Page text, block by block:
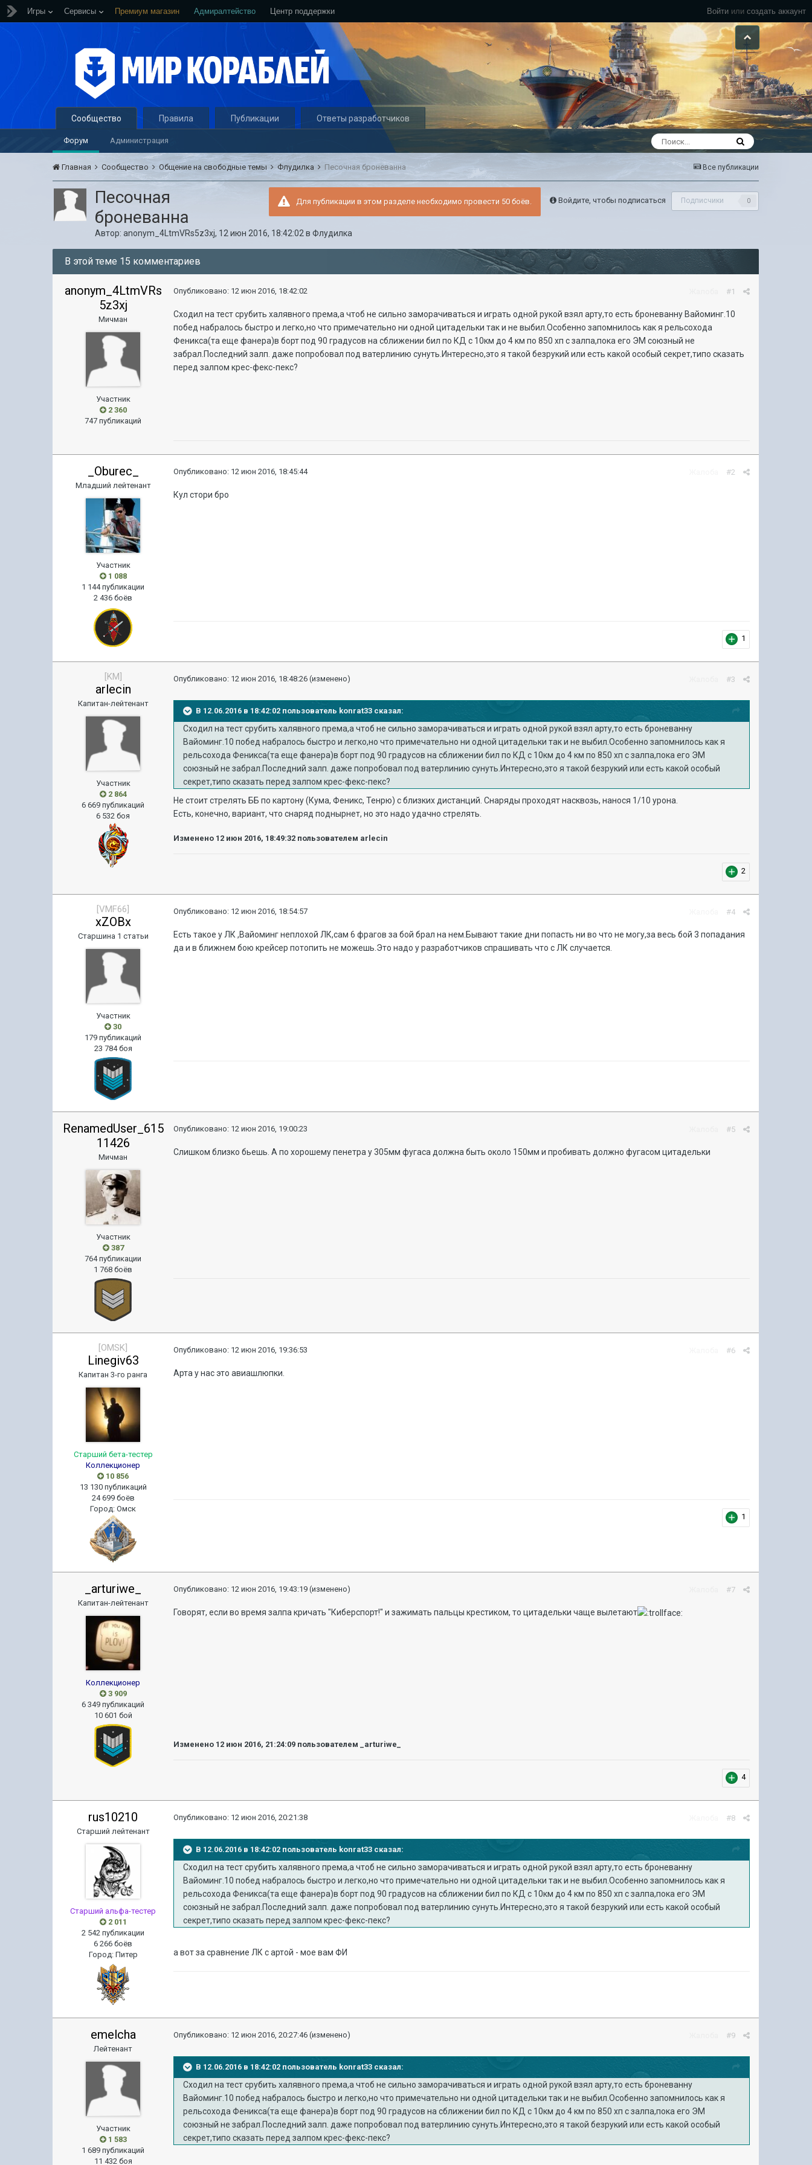
Войти или создать аккаунт
Игры Сервисы Премиум магазин Адмиралтейство Центр поддержки
Сообщество
Форум Администрация
Правила Публикации Ответы разработчиков
Все публикации
Главная Сообщество Общение на свободные темы Флудилка Песочная броневанна
Войдите, чтобы подписаться Подписчики 0
Для публикации в этом разделе необходимо провести 50 боёв.
Песочная
броневанна
Автор:anonym_4LtmVRs5z3xj, 12 июн 2016, 18:42:02 вФлудилка
В этой теме 15 комментариев
anonym_4LtmVRs
5z3xj
Мичман
Участник
2 360
747 публикаций
#1
Опубликовано: 12 июн 2016, 18:42:02
Сходил на тест срубить халявного према,а чтоб не сильно заморачиваться и играть одной рукой взял арту,то есть броневанну Вайоминг.10
побед набралось быстро и легко,но что примечательно ни одной цитадельки так и не выбил.Особенно запомнилось как я рельсохода
Феникса(та еще фанера)в борт под 90 градусов на сближении бил по КД с 10км до 4 км по 850 хп с залпа,пока его ЭМ союзный не
забрал.Последний залп. даже попробовал под ватерлинию сунуть.Интересно,это я такой безрукий или есть какой особый секрет,типо сказать
перед залпом крес-фекс-пекс?
_Oburec_
Младший лейтенант
Участник
1 088
1 144 публикации
2 436 боёв
#2
Опубликовано: 12 июн 2016, 18:45:44
Кул стори бро
1
[KM]
arlecin
Капитан-лейтенант
Участник
2 864
6 669 публикаций
6 532 боя
#3
Опубликовано: 12 июн 2016, 18:48:26 (изменено)
В 12.06.2016 в 18:42:02 пользователь konrat33 сказал:
Сходил на тест срубить халявного према,а чтоб не сильно заморачиваться и играть одной рукой взял арту,то есть броневанну
Вайоминг.10 побед набралось быстро и легко,но что примечательно ни одной цитадельки так и не выбил.Особенно запомнилось как я
рельсохода Феникса(та еще фанера)в борт под 90 градусов на сближении бил по КД с 10км до 4 км по 850 хп с залпа,пока его ЭМ
союзный не забрал.Последний залп. даже попробовал под ватерлинию сунуть.Интересно,это я такой безрукий или есть какой особый
секрет,типо сказать перед залпом крес-фекс-пекс?
Не стоит стрелять ББ по картону (Кума, Феникс, Тенрю) с близких дистанций. Снаряды проходят насквозь, нанося 1/10 урона.
Есть, конечно, вариант, что снаряд поднырнет, но это надо удачно стрелять.
Изменено 12 июн 2016, 18:49:32 пользователем arlecin
2
[VMF66]
xZOBx
Старшина 1 статьи
Участник
30
179 публикаций
23 784 боя
#4
Опубликовано: 12 июн 2016, 18:54:57
Есть такое у ЛК ,Вайоминг неплохой ЛК,сам 6 фрагов за бой брал на нем.Бывают такие дни попасть ни во что не могу,за весь бой 3 попадания
да и в ближнем бою крейсер потопить не можешь.Это надо у разработчиков спрашивать что с ЛК случается.
RenamedUser_615
11426
Мичман
Участник
387
764 публикации
1 768 боёв
#5
Опубликовано: 12 июн 2016, 19:00:23
Слишком близко бьешь. А по хорошему пенетра у 305мм фугаса должна быть около 150мм и пробивать должно фугасом цитадельки
[OMSK]
Linegiv63
Капитан 3-го ранга
Старший бета-тестер
Коллекционер
10 856
13 130 публикаций
24 699 боёв
Город:Омск
#6
Опубликовано: 12 июн 2016, 19:36:53
Арта у нас это авиашлюпки.
1
_arturiwe_
Капитан-лейтенант
Коллекционер
3 909
6 349 публикаций
10 601 бой
#7
Опубликовано: 12 июн 2016, 19:43:19 (изменено)
Говорят, если во время залпа кричать "Киберспорт!" и зажимать пальцы крестиком, то цитадельки чаще вылетают
Изменено 12 июн 2016, 21:24:09 пользователем _arturiwe_
4
rus10210
Старший лейтенант
Старший альфа-тестер
2 011
2 542 публикации
6 266 боёв
Город: Питер
#8
Опубликовано: 12 июн 2016, 20:21:38
В 12.06.2016 в 18:42:02 пользователь konrat33 сказал:
Сходил на тест срубить халявного према,а чтоб не сильно заморачиваться и играть одной рукой взял арту,то есть броневанну
Вайоминг.10 побед набралось быстро и легко,но что примечательно ни одной цитадельки так и не выбил.Особенно запомнилось как я
рельсохода Феникса(та еще фанера)в борт под 90 градусов на сближении бил по КД с 10км до 4 км по 850 хп с залпа,пока его ЭМ
союзный не забрал.Последний залп. даже попробовал под ватерлинию сунуть.Интересно,это я такой безрукий или есть какой особый
секрет,типо сказать перед залпом крес-фекс-пекс?
а вот за сравнение ЛК с артой - мое вам ФИ
emelcha
Лейтенант
Участник
1 583
1 689 публикаций
11 432 боя
#9
Опубликовано: 12 июн 2016, 20:27:46 (изменено)
В 12.06.2016 в 18:42:02 пользователь konrat33 сказал:
Сходил на тест срубить халявного према,а чтоб не сильно заморачиваться и играть одной рукой взял арту,то есть броневанну
Вайоминг.10 побед набралось быстро и легко,но что примечательно ни одной цитадельки так и не выбил.Особенно запомнилось как я
рельсохода Феникса(та еще фанера)в борт под 90 градусов на сближении бил по КД с 10км до 4 км по 850 хп с залпа,пока его ЭМ
союзный не забрал.Последний залп. даже попробовал под ватерлинию сунуть.Интересно,это я такой безрукий или есть какой особый
секрет,типо сказать перед залпом крес-фекс-пекс?